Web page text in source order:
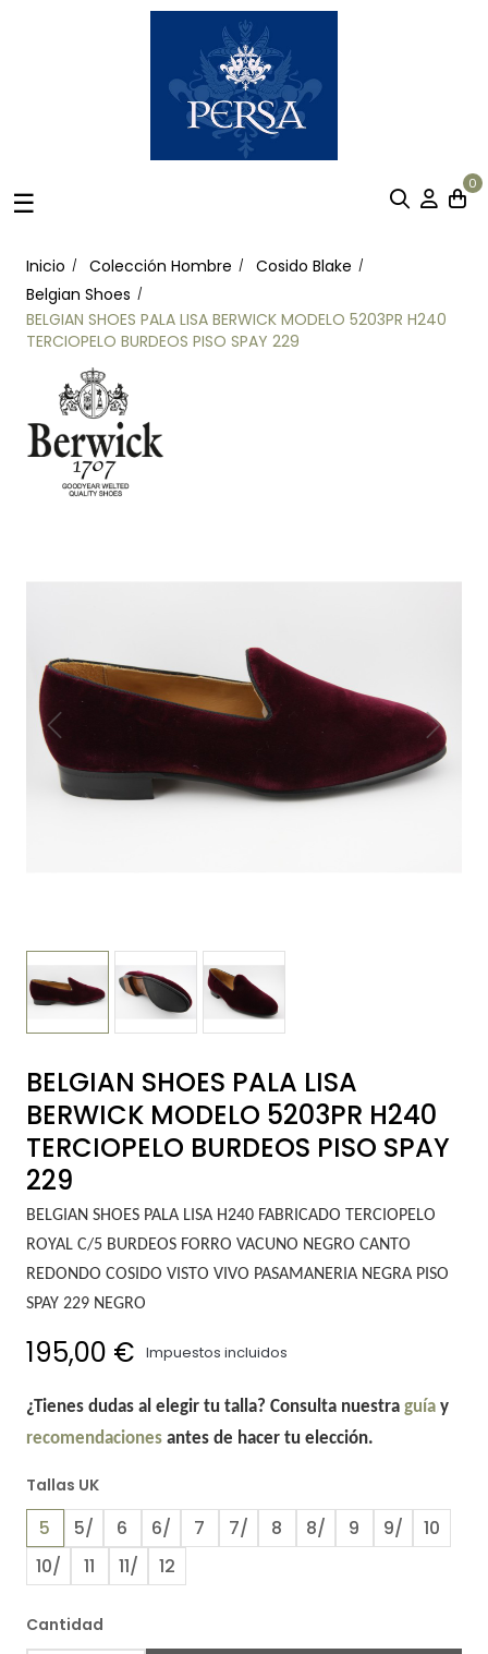
Navegación
palanca
☰
0
Inicio Colección Hombre
Cosido Blake
Belgian Shoes
BELGIAN SHOES PALA LISA BERWICK MODELO 5203PR H240
TERCIOPELO BURDEOS PISO SPAY 229
BELGIAN SHOES PALA LISA
BERWICK MODELO 5203PR H240
TERCIOPELO BURDEOS PISO SPAY
229
BELGIAN SHOES PALA LISA H240 FABRICADO TERCIOPELO
ROYAL C/5 BURDEOS FORRO VACUNO NEGRO CANTO
REDONDO COSIDO VISTO VIVO PASAMANERIA NEGRA PISO
SPAY 229 NEGRO
195,00 € Impuestos incluidos
¿Tienes dudas al elegir tu talla? Consulta nuestra guíay
recomendacionesantes de hacer tu elección.
Tallas UK
5 5/ 6 6/ 7 7/ 8 8/ 9 9/
10
10/
11 11/ 12
Cantidad